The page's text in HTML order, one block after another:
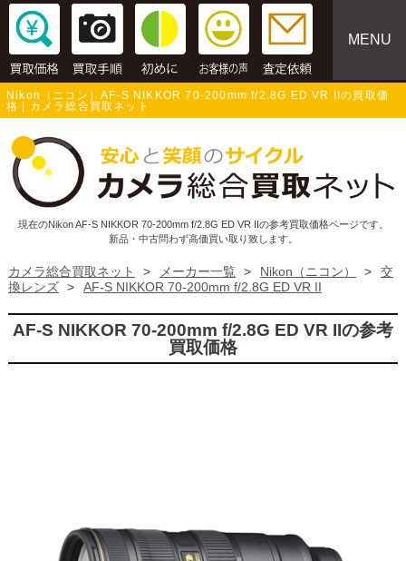
MENU
Nikon（ニコン）AF-S NIKKOR 70-200mm f/2.8G ED VR IIの買取価
格 | カメラ総合買取ネット
現在のNikon AF-S NIKKOR 70-200mm f/2.8G ED VR IIの参考買取価格ページです。
新品・中古問わず高価買い取り致します。
カメラ総合買取ネット > メーカー一覧 > Nikon（ニコン） >
交
換レンズ > AF-S NIKKOR 70-200mm f/2.8G ED VR II
AF-S NIKKOR 70-200mm f/2.8G ED VR IIの参考
買取価格